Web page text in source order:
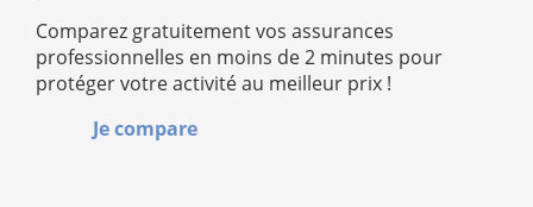
Comparez gratuitement vos assurances
professionnelles en moins de 2 minutes pour
protéger votre activité au meilleur prix !
Je compare